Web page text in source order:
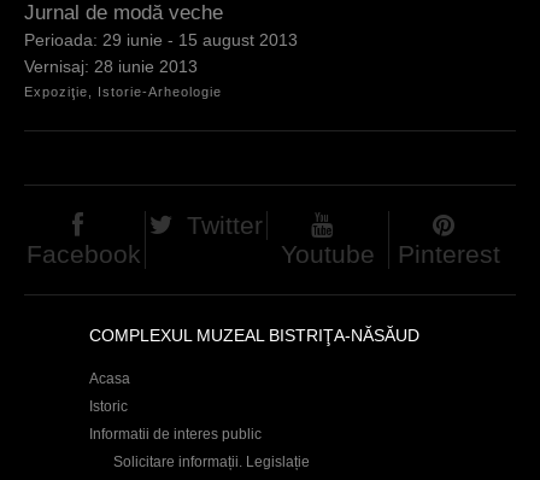
Jurnal de modă veche
29 iunie - 15 august 2013
28 iunie 2013
Expoziţie, Istorie-Arheologie
Facebook
Twitter
Youtube
Pinterest
COMPLEXUL MUZEAL BISTRIŢA-NĂSĂUD
Acasa
Istoric
Informatii de interes public
Solicitare informații. Legislație